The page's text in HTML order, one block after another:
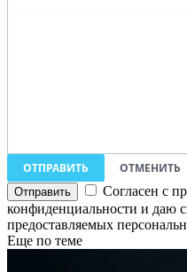
ОТПРАВИТЬ
ОТМЕНИТЬ
Согласен с
конфиденциальности и даю
предоставляемых
Еще по теме